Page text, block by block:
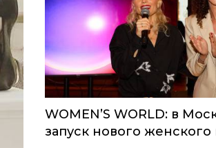
WOMEN’S WORLD: в
запуск нового женского